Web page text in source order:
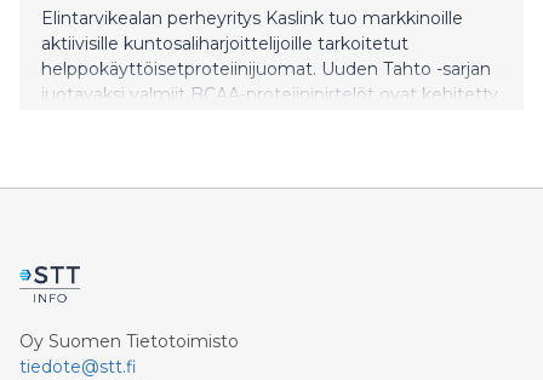
Elintarvikealan perheyritys Kaslink tuo markkinoille
aktiivisille kuntosaliharjoittelijoille tarkoitetut
helppokäyttöisetproteiinijuomat. Uuden Tahto -sarjan
juotavaksi valmiit BCAA-proteiinipirtelöt ovat kehitetty
Oy Suomen Tietotoimisto
tiedote@stt.fi